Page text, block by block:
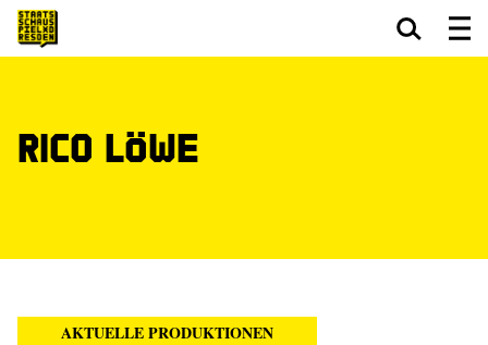
Rico Löwe
AKTUELLE PRODUKTIONEN